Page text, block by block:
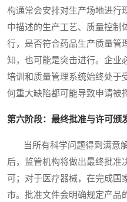
构通常会安排对生产场地进行
中描述的生产工艺、质量控制
行，是否符合药品生产质量管
知，也可能是突击进行。企业
培训和质量管理系统始终处于
何重大缺陷都可能导致申请被
第六阶段：最终批准与许可颁
当所有科学问题得到满意解
后，监管机构将做出最终批准
可；对于医疗器械，在完成国
市。批准文件会明确规定产品